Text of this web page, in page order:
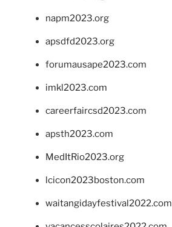
napm2023.org
apsdfd2023.org
forumausape2023.com
imkl2023.com
careerfaircsd2023.com
apsth2023.com
MedItRio2023.org
lcicon2023boston.com
waitangidayfestival2022.com